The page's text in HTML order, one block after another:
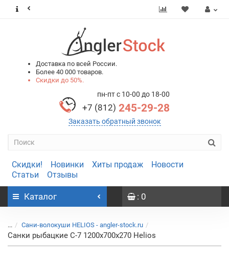
Доставка по всей России.
Более 40 000 товаров.
Скидки до 50%.
пн-пт с 10-00 до 18-00
+7 (812) 245-29-28
Заказать обратный звонок
Скидки! Новинки Хиты продаж
Новости
Статьи
Отзывы
Каталог : 0
... Сани-волокуши HELIOS - angler-stock.ru
Санки рыбацкие С-7 1200х700х270 Helios